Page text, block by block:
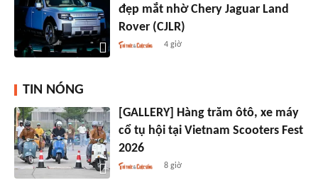
đẹp mắt nhờ Chery Jaguar Land
Rover (CJLR)
4 giờ
TIN NÓNG
[GALLERY] Hàng trăm ôtô, xe máy
cổ tụ hội tại Vietnam Scooters Fest
2026
8 giờ